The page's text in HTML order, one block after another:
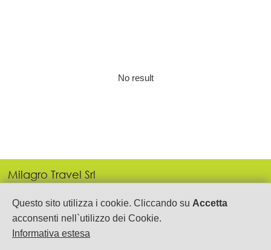
Questo sito utilizza i cookie. Cliccando su Accetta
acconsenti nell`utilizzo dei Cookie.
Informativa estesa
No result
Milagro Travel Srl
Via Gen. Armando Diaz, 21
Salerno
089.2753535-250105